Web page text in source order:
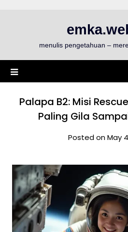
menulis pengetahuan –
Palapa B2: Misi
Paling Gila
Posted on May